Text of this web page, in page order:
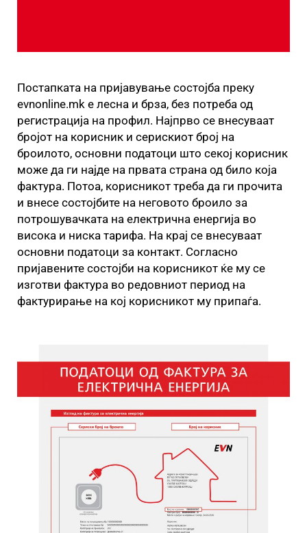
Постапката на пријавување состојба преку
evnonline.mk е лесна и брза, без потреба од
регистрација на профил. Најпрво се внесуваат
бројот на корисник и серискиот број на
броилото, основни податоци што секој корисник
може да ги најде на првата страна од било која
фактура. Потоа, корисникот треба да ги прочита
и внесе состојбите на неговото броило за
потрошувачката на електрична енергија во
висока и ниска тарифа. На крај се внесуваат
основни податоци за контакт. Согласно
пријавените состојби на корисникот ќе му се
изготви фактура во редовниот период на
фактурирање на кој корисникот му припаѓа.